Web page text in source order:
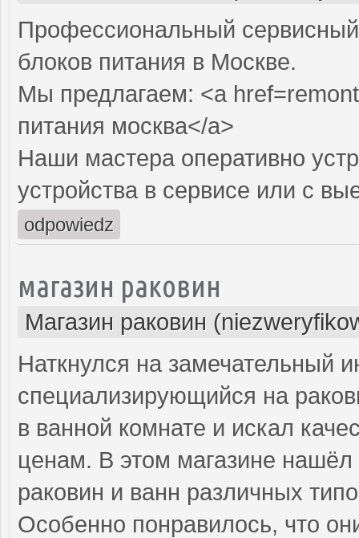
Профессиональный
блоков питания в Москве.
Мы предлагаем: <a
питания москва</a>
Наши мастера оперативно
устройства в сервисе или с
odpowiedz
магазин раковин
Магазин раковин
Наткнулся на замечательный
специализирующийся на
в ванной комнате и искал
ценам. В этом магазине
раковин и ванн различных
Особенно понравилось, что